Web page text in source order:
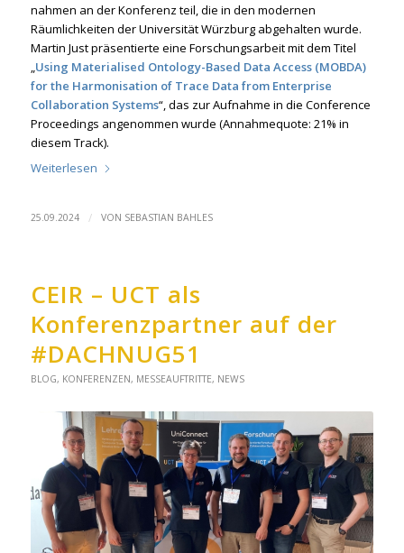
nahmen an der Konferenz teil, die in den modernen
Räumlichkeiten der Universität Würzburg abgehalten wurde.
Martin Just präsentierte eine Forschungsarbeit mit dem Titel
„Using Materialised Ontology-Based Data Access (MOBDA)
for the Harmonisation of Trace Data from Enterprise
Collaboration Systems“, das zur Aufnahme in die Conference
Proceedings angenommen wurde (Annahmequote: 21% in
diesem Track).
Weiterlesen
25.09.2024 / VON SEBASTIAN BAHLES
CEIR – UCT als
Konferenzpartner auf der
#DACHNUG51
BLOG, KONFERENZEN, MESSEAUFTRITTE, NEWS